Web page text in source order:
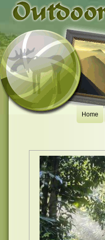
Home